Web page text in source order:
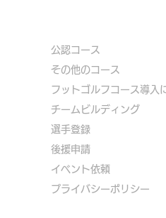
公認コース
​その他のコース
​ フットゴルフコース導入
​チームビルディング
選手登録​
​後援申請
​イベント依頼
プライバシーポリシー